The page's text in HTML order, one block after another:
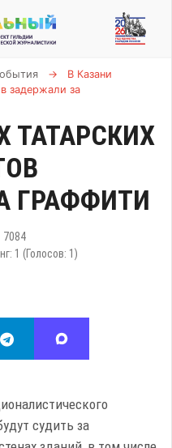
→
В Казани
задержали за
ТАТАРСКИХ
ГРАФФИТИ
7084
1 (Голосов: 1 )
судить за